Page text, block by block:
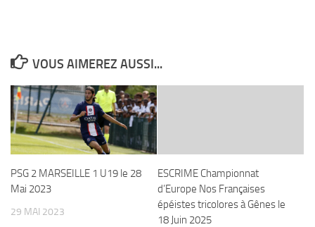
VOUS AIMEREZ AUSSI...
PSG 2 MARSEILLE 1 U19 le 28
Mai 2023
29 MAI 2023
ESCRIME Championnat
d’Europe Nos Françaises
épéistes tricolores à Gênes le
18 Juin 2025